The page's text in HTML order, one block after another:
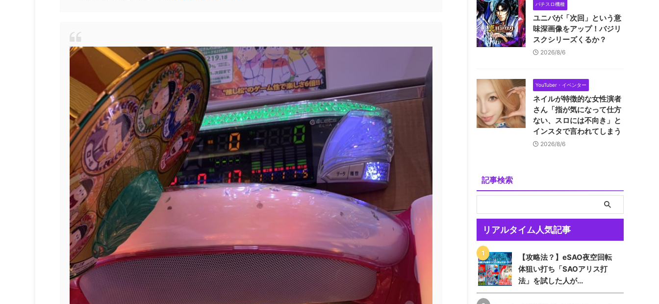
パチスロ機種
ユニバが「次回」という意
味深画像をアップ！バジリ
スクシリーズくるか？
2026/8/6
YouTuber・イベンター
ネイルが特徴的な女性演者
さん「指が気になって仕方
ない、スロには不向き」と
インスタで言われてしまう
2026/8/6
記事検索
リアルタイム人気記事
【攻略法？】eSAO夜空回転
体狙い打ち「SAOアリス打
法」を試した人が...